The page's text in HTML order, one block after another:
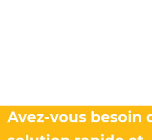
Avez-vous besoin